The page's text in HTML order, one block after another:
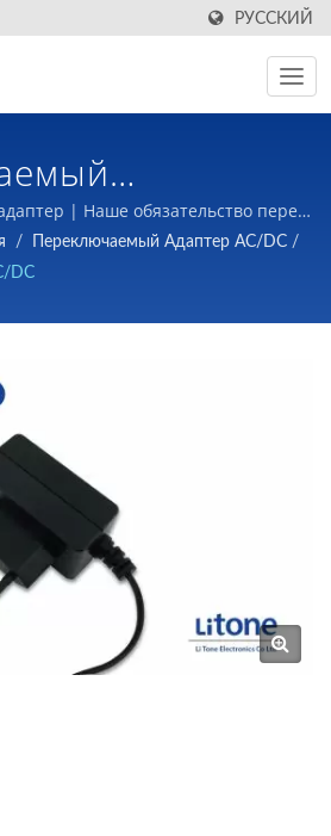
РУССКИЙ
Адаптер,
|
| LTE
| Наше обязательство перед
высококачественные
изделий и источники питания с
/ Переключаемый Адаптер AC/DC /
DC